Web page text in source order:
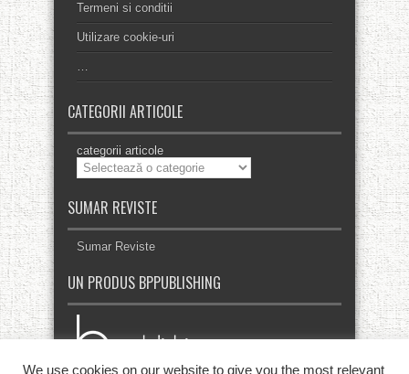
Termeni si conditii
Utilizare cookie-uri
…
CATEGORII ARTICOLE
categorii articole
SUMAR REVISTE
Sumar Reviste
UN PRODUS BPPUBLISHING
We use cookies on our website to give you the most relevant